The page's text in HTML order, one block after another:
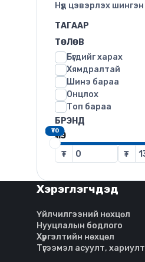
Нүд цэвэрлэх шингэн
ТАГААР
ТӨЛӨВ
Бүгдийг харах
Хямдралтай
Шинэ бараа
Онцлох
Топ бараа
БРЭНД
ҮНЭ
₮0
₮ ₮
Хэрэглэгчдэд
Үйлчилгээний нөхцөл
Нууцлалын бодлого
Хүргэлтийн нөхцөл
Түгээмэл асуулт, хариулт